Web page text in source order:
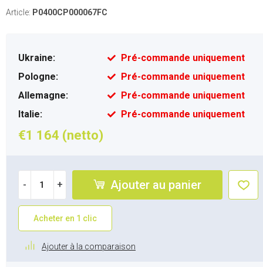
Article: P0400CP000067FC
Ukraine:
Pré-commande uniquement
Pologne:
Pré-commande uniquement
Allemagne:
Pré-commande uniquement
Italie:
Pré-commande uniquement
€1 164 (netto)
- + Ajouter au panier
Acheter en 1 clic
Ajouter à la comparaison